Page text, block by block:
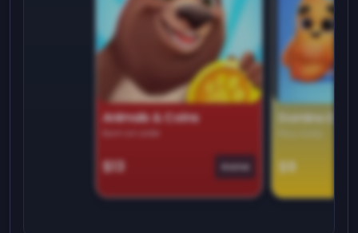
Animals & Coins
$13 Game
Domino
$9